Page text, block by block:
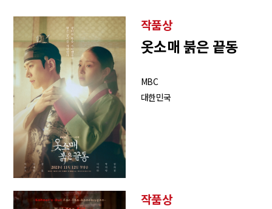
작품상
옷소매 붉은 끝동
MBC
대한민국
작품상